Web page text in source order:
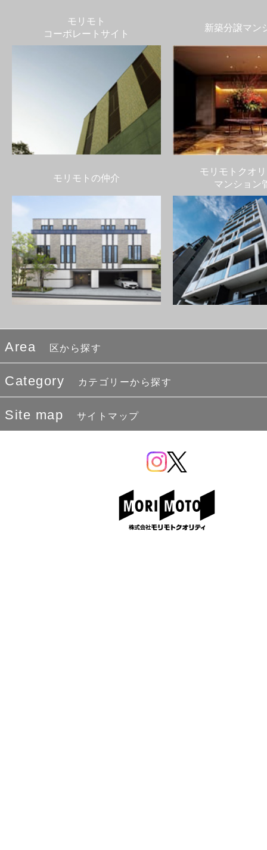
モリモト
コーポレートサイト
新築分譲マン
モリモトの仲介
モリモトクオ
マンション
Area 区から探す
Category カテゴリーから探す
Site map サイトマップ